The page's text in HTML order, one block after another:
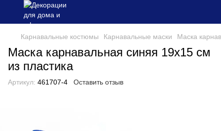
Карнавальные костюмы Карнавальные маски Маска
Маска карнавальная синяя 19х15 см
из пластика
Артикул: 461707-4 Оставить отзыв